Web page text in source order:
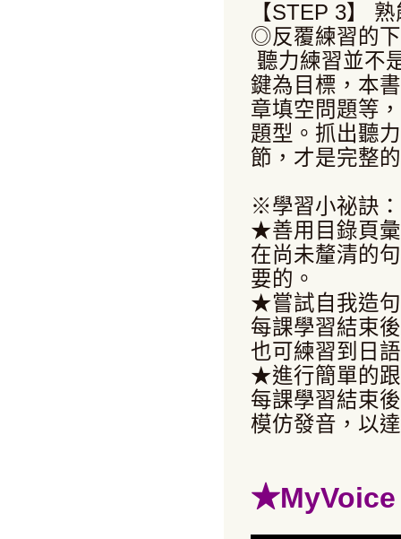
【STEP 3】
◎反覆練習的
聽力練習並不
鍵為目標，本
章填空問題等
題型。抓出聽
節，才是完整
※學習小祕訣：
★善用目錄頁
在尚未釐清的
要的。
★嘗試自我造
每課學習結束
也可練習到日
★進行簡單的
每課學習結束
模仿發音，以
★